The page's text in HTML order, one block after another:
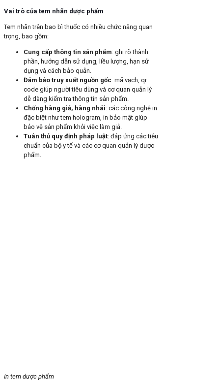
Vai trò của tem nhãn dược phẩm
Tem nhãn trên bao bì thuốc có nhiều chức năng quan
trọng, bao gồm:
Cung cấp thông tin sản phẩm: ghi rõ thành
phần, hướng dẫn sử dụng, liều lượng, hạn sử
dụng và cách bảo quản.
Đảm bảo truy xuất nguồn gốc: mã vạch, qr
code giúp người tiêu dùng và cơ quan quản lý
dễ dàng kiểm tra thông tin sản phẩm.
Chống hàng giả, hàng nhái: các công nghệ in
đặc biệt như tem hologram, in bảo mật giúp
bảo vệ sản phẩm khỏi việc làm giả.
Tuân thủ quy định pháp luật: đáp ứng các tiêu
chuẩn của bộ y tế và các cơ quan quản lý dược
phẩm.
In tem dược phẩm